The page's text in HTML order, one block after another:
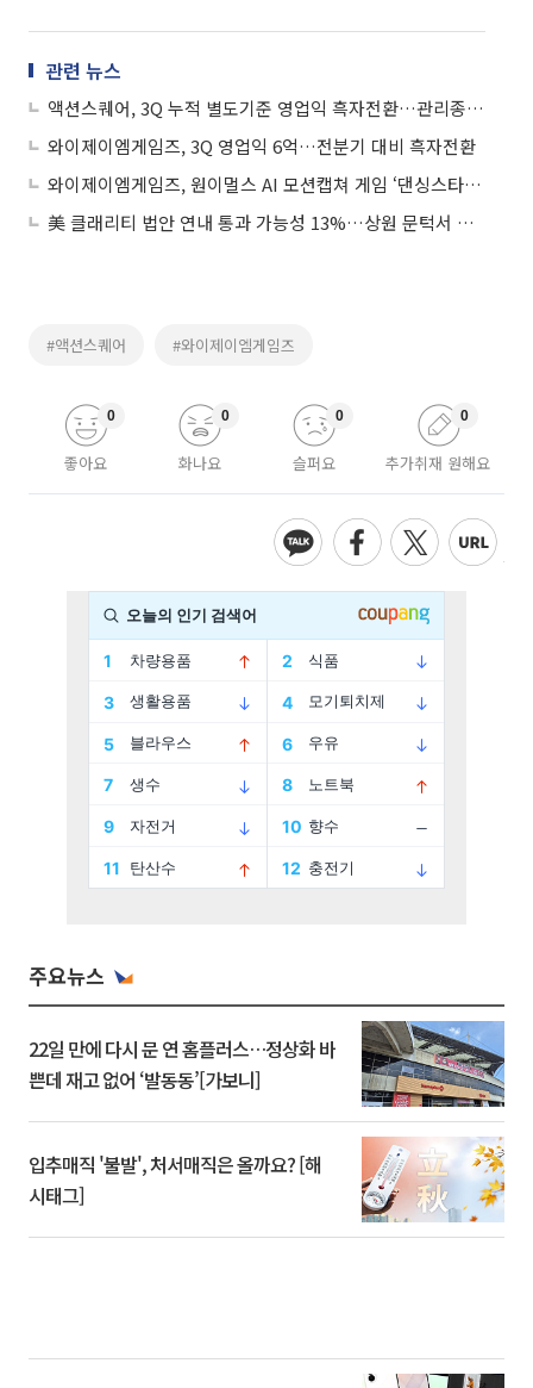
관련 뉴스
액션스퀘어, 3Q 누적 별도기준 영업익 흑자전환…관리종목 탈피 가능성 UP
와이제이엠게임즈, 3Q 영업익 6억…전분기 대비 흑자전환
와이제이엠게임즈, 원이멀스 AI 모션캡쳐 게임 ‘댄싱스타’ 퍼블리싱 계약 체결
美 클래리티 법안 연내 통과 가능성 13%…상원 문턱서 제동
#액션스퀘어 #와이제이엠게임즈
좋아요
0
화나요
0
슬퍼요
0
추가취재 원해요
0
주요뉴스
22일 만에 다시 문 연 홈플러스…정상화 바
쁜데 재고 없어 ‘발동동’[가보니]
입추매직 '불발', 처서매직은 올까요? [해
시태그]